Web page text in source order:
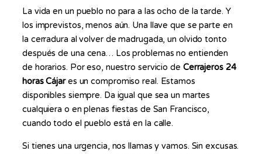
La vida en un pueblo no para a las ocho de la tarde. Y
los imprevistos, menos aún. Una llave que se parte en
la cerradura al volver de madrugada, un olvido tonto
después de una cena… Los problemas no entienden
de horarios. Por eso, nuestro servicio de Cerrajeros 24
horas Cájares un compromiso real. Estamos
disponibles siempre. Da igual que sea un martes
cualquiera o en plenas fiestas de San Francisco,
cuando todo el pueblo está en la calle.
Si tienes una urgencia, nos llamas y vamos. Sin excusas.